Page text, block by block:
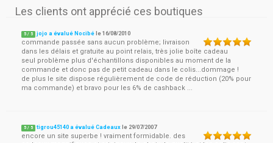
Les clients ont apprécié ces boutiques
5 / 5 jojo a évalué Nocibé le16/08/2010
commande passée sans aucun problème; livraison
dans les délais et gratuite au point relais, très jolie boîte cadeau
seul problème plus d'échantillons disponibles au moment de la
commande et donc pas de petit cadeau dans le colis...dommage !
de plus le site dispose régulièrement de code de réduction (20% pour
ma commande) et bravo pour les 6% de cashback ...
5 / 5 tigrou45140 a évalué Cadeaux le 29/07/2007
encore un site superbe ! vraiment formidable. des